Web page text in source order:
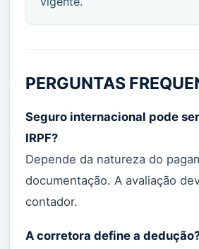
PERGUNTAS
Seguro internacional pode
IRPF?
Depende da natureza do
documentação. A avaliação
contador.
A corretora define a